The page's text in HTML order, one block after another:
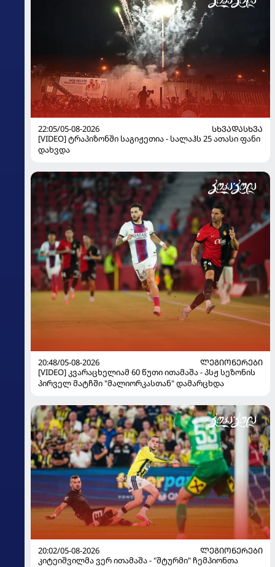
22:05/05-08-2026
ᲡᲮᲕᲐᲓᲐᲡᲮᲕᲐ
[VIDEO] ტრაპიზონში საგიჟეთია - სალაჰს 25 ათასი ფანი
დახვდა
20:48/05-08-2026
ᲚᲔᲒᲘᲝᲜᲔᲠᲔᲑᲘ
[VIDEO] კვარაცხელიამ 60 წუთი ითამაშა - პსჟ სეზონის
პირველ მატჩში "მალიორკასთან" დამარცხდა
20:02/05-08-2026
ᲚᲔᲒᲘᲝᲜᲔᲠᲔᲑᲘ
კიტეიშვილმა ვერ ითამაშა - "შტურმი" ჩემპიონთა